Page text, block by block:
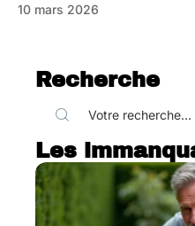
10 mars 2026
Recherche
Les